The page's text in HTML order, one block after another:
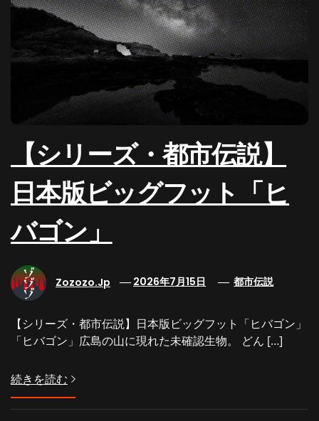
【シリーズ・都市伝説】
日本版ビッグフット「ヒ
バゴン」
Zozozo.jp 2026年7月15日 都市伝説
【シリーズ・都市伝説】日本版ビッグフット「ヒバゴン」
「ヒバゴン」広島の山に現れた未確認生物。 どん […]
続きを読む